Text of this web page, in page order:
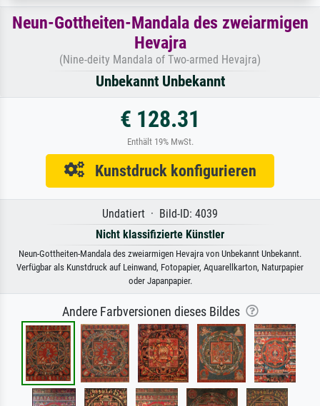
Neun-Gottheiten-Mandala des zweiarmigen
Hevajra
(Nine-deity Mandala of Two-armed Hevajra)
Unbekannt Unbekannt
€ 128.31
Enthält 19% MwSt.
Kunstdruck konfigurieren
Undatiert · Bild-ID: 4039
Nicht klassifizierte Künstler
Neun-Gottheiten-Mandala des zweiarmigen Hevajra von Unbekannt Unbekannt.
Verfügbar als Kunstdruck auf Leinwand, Fotopapier, Aquarellkarton, Naturpapier
oder Japanpapier.
Andere Farbversionen dieses Bildes